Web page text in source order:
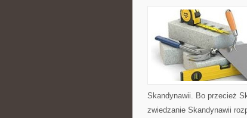
Skandynawii. Bo przecież
zwiedzanie Skandynawii